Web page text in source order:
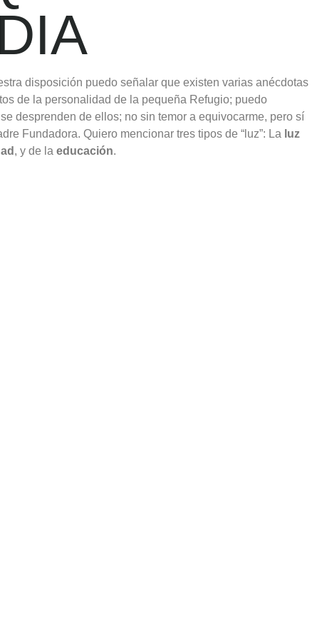
disposición puedo señalar que existen varias anécdotas
de la personalidad de la pequeña Refugio; puedo
desprenden de ellos; no sin temor a equivocarme, pero sí
Fundadora. Quiero mencionar tres tipos de “luz”: La luz
, y de la educación.